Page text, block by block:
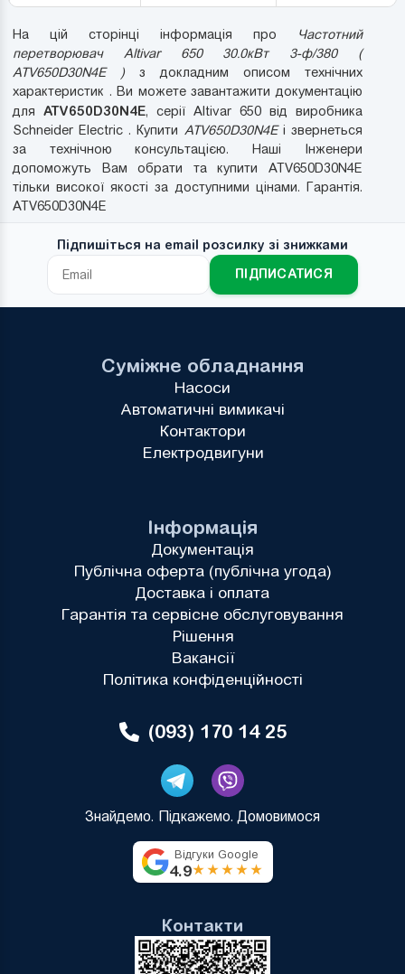
На цій сторінці інформація про
Частотний
перетворювач Altivar 650 30.0кВт 3-ф/380 (
ATV650D30N4E )з докладним описом технічних
характеристик . Ви можете завантажити документацію
для ATV650D30N4E, серії Altivar 650 від виробника
Schneider Electric . Купити ATV650D30N4Eі звернеться
за технічною консультацією. Наші Інженери
допоможуть Вам обрати та купити ATV650D30N4E
тільки високої якості за доступними цінами. Гарантія.
ATV650D30N4E
Підпишіться на email розсилку зі знижками
ПІДПИСАТИСЯ
Інформація
Документація
Публічна оферта (публічна угода)
Доставка і оплата
Гарантія та сервісне обслуговування
Рішення
Вакансії
Політика конфіденційності
Суміжне обладнання
Насоси
Автоматичні вимикачі
Контактори
Електродвигуни
(093) 170 14 25
Знайдемо. Підкажемо. Домовимося
Відгуки Google
4.9★★★★★
Контакти